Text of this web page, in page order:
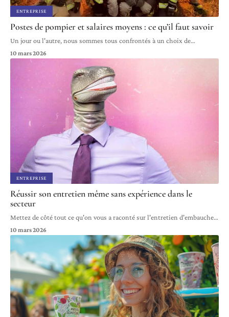
ENTREPRISE
Postes de pompier et salaires moyens : ce qu’il faut savoir
Un jour ou l'autre, nous sommes tous confrontés à un choix de…
10 mars 2026
ENTREPRISE
Réussir son entretien même sans expérience dans le
secteur
Mettez de côté tout ce qu'on vous a raconté sur l'entretien d'embauche…
10 mars 2026